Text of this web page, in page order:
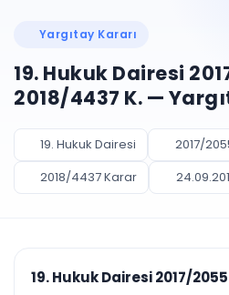
UYAP Evrak
Entegrasyonu
UETS Entegrasyonu
Tebligatları anında
PLANLAMA & TAKİP
Pano ve Takip
Duruşma ve görev
takvimi
Ücretsiz Başlayın
Yargıtay Kararı
19. Hukuk Dairesi
2018/4437 K. —
19. Hukuk Dairesi
2017/
2018/4437 Karar
19. Hukuk Dairesi 2017/